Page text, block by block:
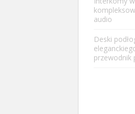
audio
Deski
przewodnik